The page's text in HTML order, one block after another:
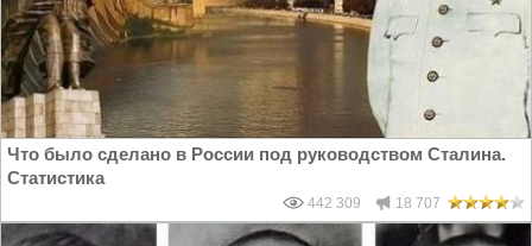
Что было сделано в России под руководством Сталина.
Статистика
442 309 18 707